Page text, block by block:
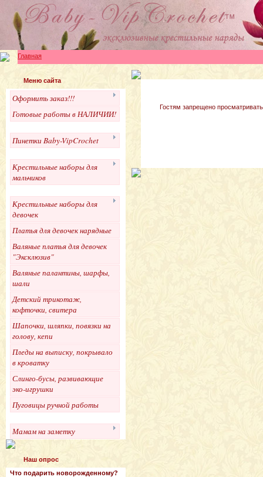
Главная
Меню сайта
Оформить заказ!!!
Готовые работы в НАЛИЧИИ!
Пинетки Baby-VipCrochet
Крестильные наборы для
мальчиков
Крестильные наборы для
девочек
Платья для девочек нарядные
Валяные платья для девочек
"Эксклюзив"
Валяные палантины, шарфы,
шали
Детский трикотаж,
кофточки, свитера
Шапочки, шляпки, повязки на
голову, кепи
Пледы на выписку, покрывало
в кроватку
Слинго-бусы, развивающие
эко-игрушки
Пуговицы ручной работы
Мамам на заметку
Наш опрос
Что подарить новорожденному?
Гостям запрещено